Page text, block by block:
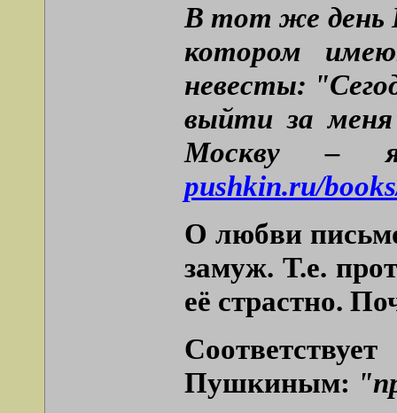
В тот же день
котором
невесты:
выйти за меня
Москву –
pushkin.ru/
О любви
замуж. Т.е.
её страстно.
Пушкиным: